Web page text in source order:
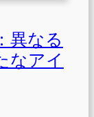
異なる
なアイ